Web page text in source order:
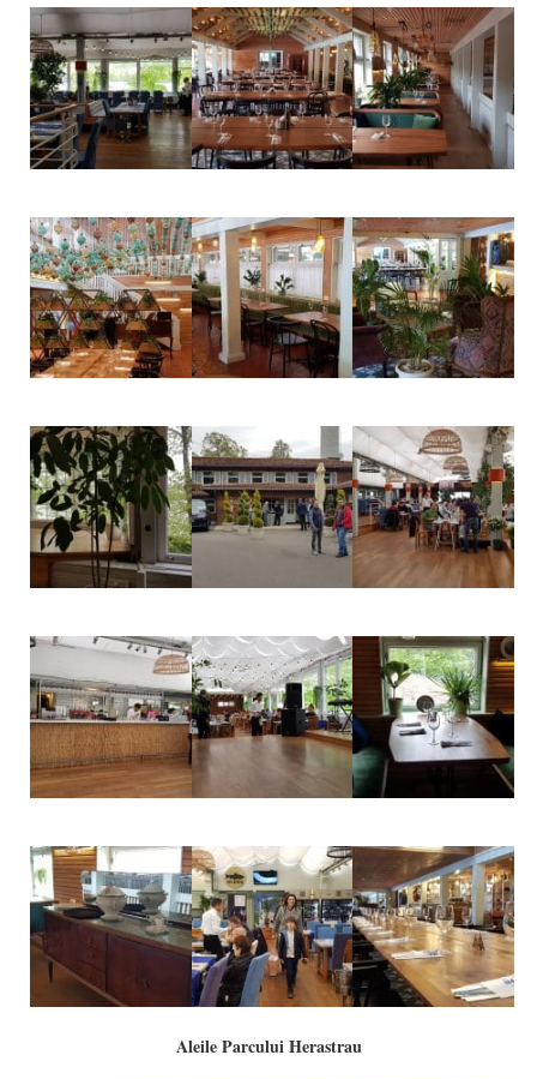
Aleile Parcului Herastrau